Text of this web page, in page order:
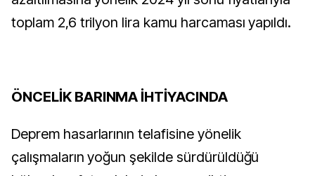
toplam 2,6 trilyon lira kamu harcaması yapıldı.
ÖNCELİK BARINMA İHTİYACINDA
Deprem hasarlarının telafisine yönelik
çalışmaların yoğun şekilde sürdürüldüğü